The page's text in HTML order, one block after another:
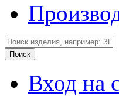
Вход на